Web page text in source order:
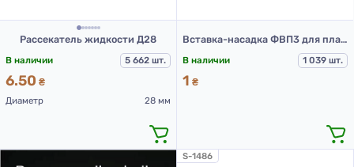
Рассекатель жидкости Д28
В наличии 5 662 шт.
6.50 ₴
Диаметр
28 мм
Вставка-насадка ФВП3 для пластиковых флаконов
В наличии 1 039 шт.
1 ₴
S-1486